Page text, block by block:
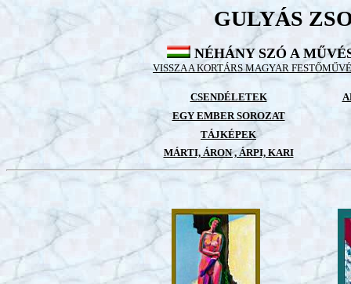
GULYÁS
NÉHÁNY SZÓ A
VISSZA A KORTÁRS MAGYAR
CSENDÉLETEK
EGY EMBER SOROZAT
TÁJKÉPEK
MÁRTI, ÁRON , ÁRPI, KARI